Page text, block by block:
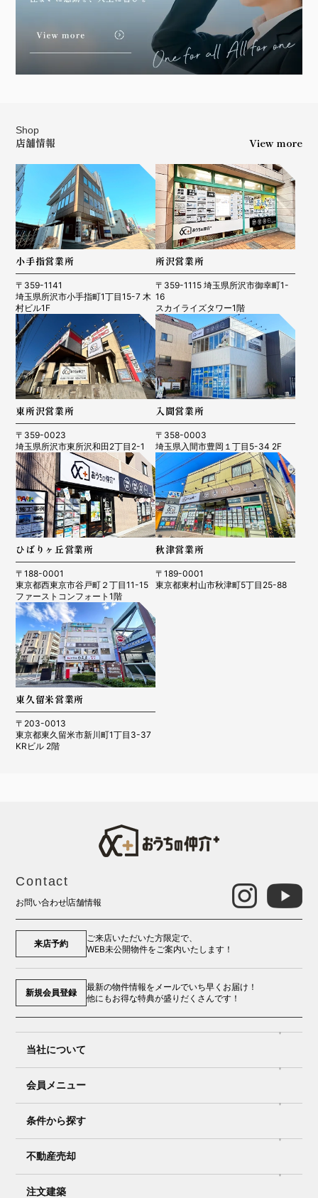
Shop
店舗情報 View more
小手指営業所
〒359-1141
埼玉県所沢市小手指町1丁目15-7 木
村ビル1F
所沢営業所
〒359-1115 埼玉県所沢市御幸町1-
16
スカイライズタワー1階
東所沢営業所
〒359-0023
埼玉県所沢市東所沢和田2丁目2-1
入間営業所
〒358-0003
埼玉県入間市豊岡１丁目5-34 2F
ひばりヶ丘営業所
〒188-0001
東京都西東京市谷戸町２丁目11-15
ファーストコンフォート1階
秋津営業所
〒189-0001
東京都東村山市秋津町5丁目25-88
東久留米営業所
〒203-0013
東京都東久留米市新川町1丁目3-37
KRビル 2階
Contact
お問い合わせ 店舗情報
来店予約
ご来店いただいた方限定で、
WEB未公開物件をご案内いたします！
新規会員登録
最新の物件情報をメールでいち早くお届け！
他にもお得な特典が盛りだくさんです！
当社について
会員メニュー
条件から探す
不動産売却
注文建築